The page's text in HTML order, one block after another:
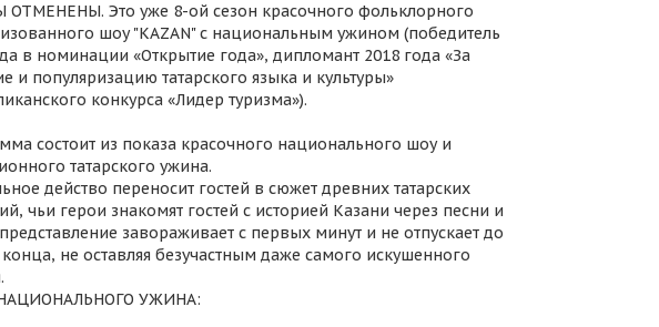
ОТМЕНЕНЫ. Это уже 8-ой сезон красочного фольклорного
шоу "KAZAN" с национальным ужином (победитель
в номинации «Открытие года», дипломант 2018 года «За
и популяризацию татарского языка и культуры»
конкурса «Лидер туризма»).
состоит из показа красочного национального шоу и
татарского ужина.
действо переносит гостей в сюжет древних татарских
чьи герои знакомят гостей с историей Казани через песни и
завораживает с первых минут и не отпускает до
не оставляя безучастным даже самого искушенного
УЖИНА: